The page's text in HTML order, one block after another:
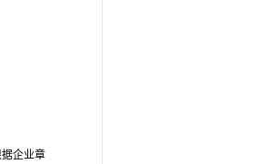
企业章